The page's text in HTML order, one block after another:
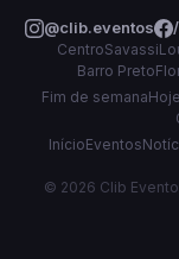
@clib.eventos
CentroSavassi
Barro Preto
Fim de semanaHoje
InícioEventos
© 2026 Clib